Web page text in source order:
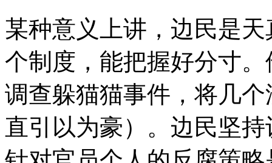
某种意义上讲，边民是
个制度，能把握好分寸
调查躲猫猫事件，将几
直引以为豪）。边民坚